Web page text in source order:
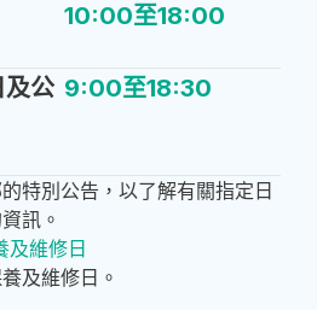
10:00至18:00
及公 9:00至18:30
特別公告，以了解有關指定日
訊。
維修日
及維修日。